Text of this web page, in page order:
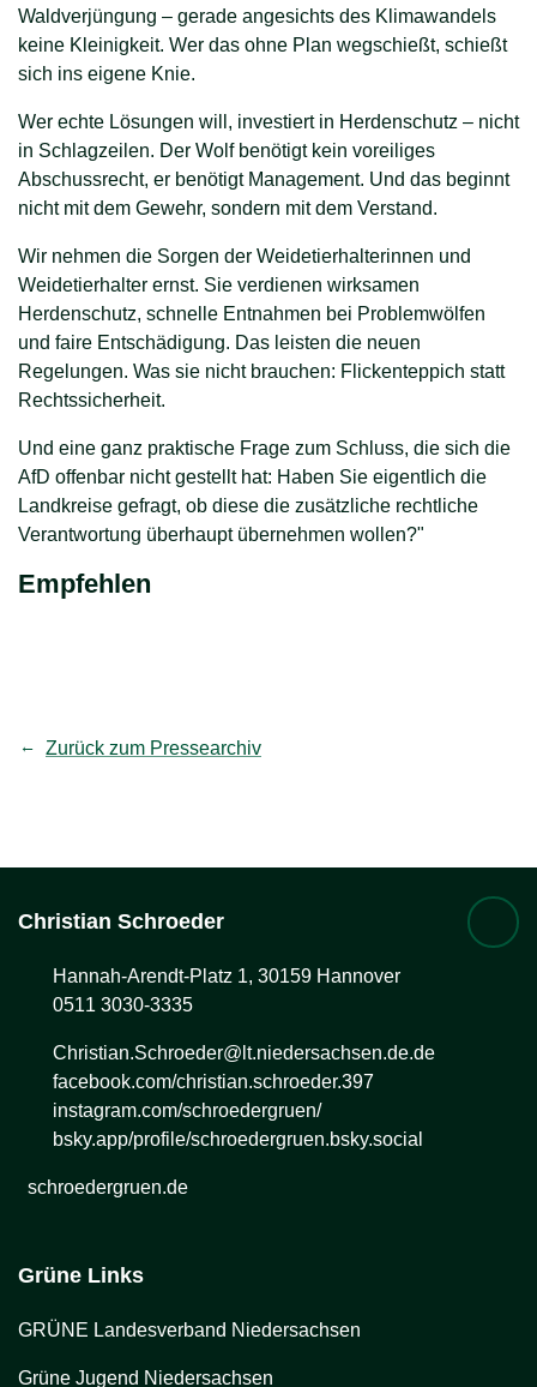
Waldverjüngung – gerade angesichts des Klimawandels
keine Kleinigkeit. Wer das ohne Plan wegschießt, schießt
sich ins eigene Knie.
Wer echte Lösungen will, investiert in Herdenschutz – nicht
in Schlagzeilen. Der Wolf benötigt kein voreiliges
Abschussrecht, er benötigt Management. Und das beginnt
nicht mit dem Gewehr, sondern mit dem Verstand.
Wir nehmen die Sorgen der Weidetierhalterinnen und
Weidetierhalter ernst. Sie verdienen wirksamen
Herdenschutz, schnelle Entnahmen bei Problemwölfen
und faire Entschädigung. Das leisten die neuen
Regelungen. Was sie nicht brauchen: Flickenteppich statt
Rechtssicherheit.
Und eine ganz praktische Frage zum Schluss, die sich die
AfD offenbar nicht gestellt hat: Haben Sie eigentlich die
Landkreise gefragt, ob diese die zusätzliche rechtliche
Verantwortung überhaupt übernehmen wollen?"
Empfehlen
Zurück zum Pressearchiv
Christian Schroeder
Hannah-Arendt-Platz 1, 30159 Hannover
0511 3030-3335
Christian.Schroeder@lt.niedersachsen.de.de
facebook.com/christian.schroeder.397
instagram.com/schroedergruen/
bsky.app/profile/schroedergruen.bsky.social
schroedergruen.de
Grüne Links
GRÜNE Landesverband Niedersachsen
Grüne Jugend Niedersachsen